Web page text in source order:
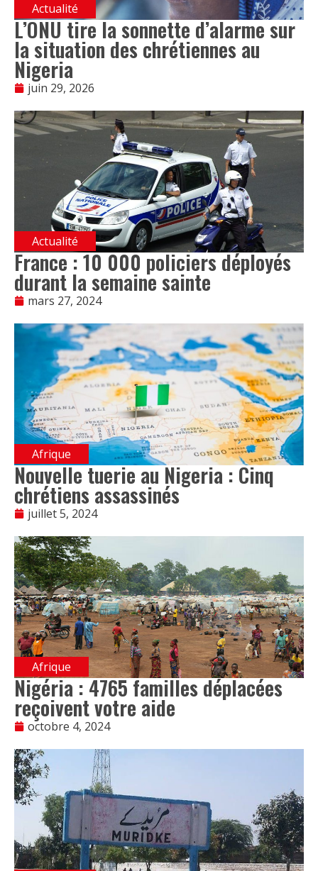
Actualité
L’ONU tire la sonnette d’alarme sur
la situation des chrétiennes au
Nigeria
juin 29, 2026
Actualité
France : 10 000 policiers déployés
durant la semaine sainte
mars 27, 2024
Afrique
Nouvelle tuerie au Nigeria : Cinq
chrétiens assassinés
juillet 5, 2024
Afrique
Nigéria : 4765 familles déplacées
reçoivent votre aide
octobre 4, 2024